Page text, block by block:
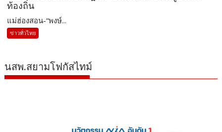
ท้องถิ่น
แม่ฮ่องสอน-“พงษ์...
ข่าวทั่วไทย
นสพ.สยามโฟกัสไทม์